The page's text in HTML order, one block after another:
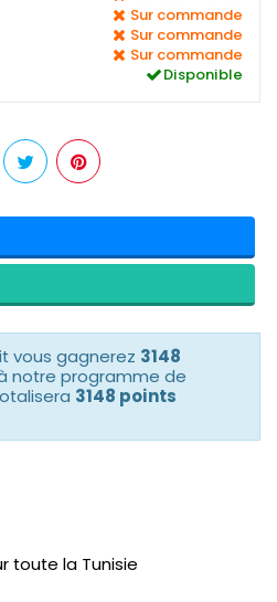
Sur commande
Sur commande
Sur commande
Disponible
vous gagnerez 3148
notre programme de
3148 points
toute la Tunisie